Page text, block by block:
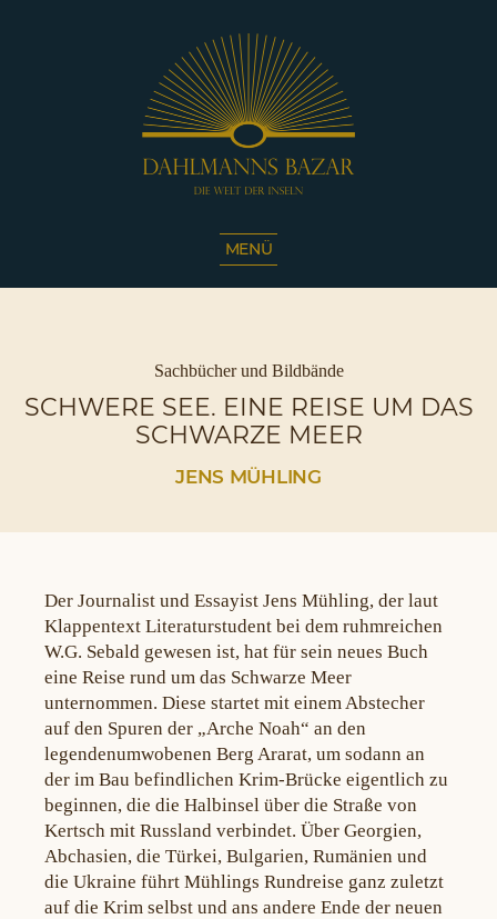
Die
Inseln
|
Café
Sassnitz
MENÜ
Kategorien
Sachbücher und Bildbände
SCHWERE SEE. EINE REISE UM DAS
SCHWARZE MEER
JENS MÜHLING
Der Journalist und Essayist Jens Mühling, der laut
Klappentext Literaturstudent bei dem ruhmreichen
W.G. Sebald gewesen ist, hat für sein neues Buch
eine Reise rund um das Schwarze Meer
unternommen. Diese startet mit einem Abstecher
auf den Spuren der „Arche Noah“ an den
legendenumwobenen Berg Ararat, um sodann an
der im Bau befindlichen Krim-Brücke eigentlich zu
beginnen, die die Halbinsel über die Straße von
Kertsch mit Russland verbindet. Über Georgien,
Abchasien, die Türkei, Bulgarien, Rumänien und
die Ukraine führt Mühlings Rundreise ganz zuletzt
auf die Krim selbst und ans andere Ende der neuen